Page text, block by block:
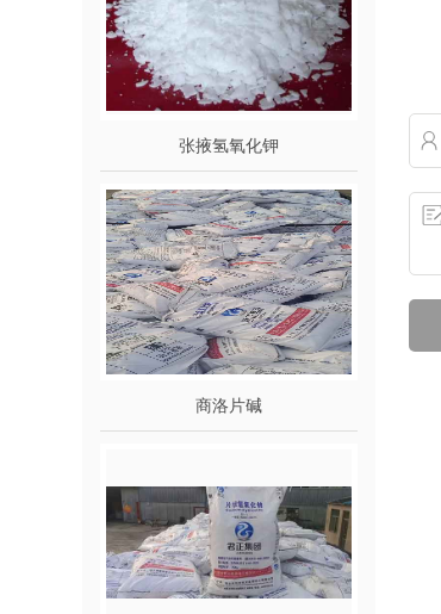
张掖氢氧化钾
商洛片碱